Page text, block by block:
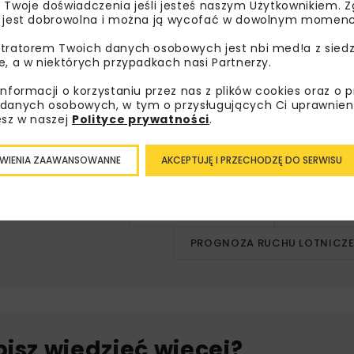
na Chopinie – latem 2029 r. – rozbudowanej
(z elastycznością +10 proc., czyli do ok. 33 mln
2028 PPL planują zwiększenie limitu dobowego o łącznie
obecnie – w zależności od wielkości samolotów i
rozbudowanej infrastruktury, prognoza zakłada
CENTRALNY PORT KOMUNIKACYJNY CPK
PROGNOZA RUCHU
doświadczenia jeśli jesteś naszym Użytkownikiem.
dobrowolna i można ją wycofać w dowolnym
Twoich danych osobowych jest nbi med!a z
a w niektórych przypadkach nasi Partnerzy.
o korzystaniu przez nas z plików cookies oraz o
osobowych, w tym o przysługujących Ci
w naszej Polityce prywatności.
AKCEPTUJĘ I PRZECHODZĘ DO SERWISU
ZAAWANSOWANNE